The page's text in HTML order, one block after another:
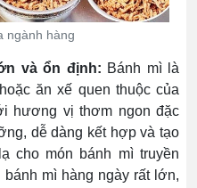
ngành hàng
và ổn định: Bánh mì là
ăn xế quen thuộc của
hương vị thơm ngon đặc
dễ dàng kết hợp và tạo
cho món bánh mì truyền
mì hàng ngày rất lớn,